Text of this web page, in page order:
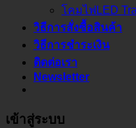
โคมไฟLED
วิธีการสั่งซื้อสินค้า
วิธีการชำระเงิน
ติดต่อเรา
Newsletter
เข้าสู่ระบบ